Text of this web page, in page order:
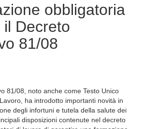
obbligatoria
Decreto
81/08
81/08, noto anche come Testo Unico
ha introdotto importanti novità in
degli infortuni e tutela della salute dei
disposizioni contenute nel decreto